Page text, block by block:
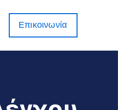
Επικοινωνία